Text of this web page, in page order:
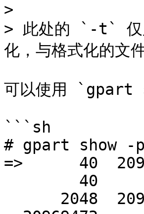
>
> 此处的 `-t` 仅用
化，与格式化的文
可以使用 `gpart
```sh
# gpart show -
=>      40